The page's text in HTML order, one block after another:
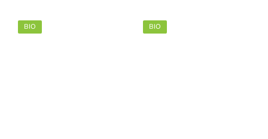
BIO BIO